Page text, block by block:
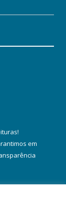
!
em